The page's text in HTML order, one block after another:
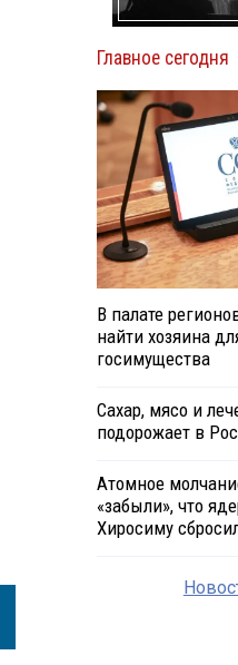
Главное сегодня
В палате
найти хозяина
госимущества
Сахар, мясо и
подорожает в
Атомное
«забыли», что
Хиросиму